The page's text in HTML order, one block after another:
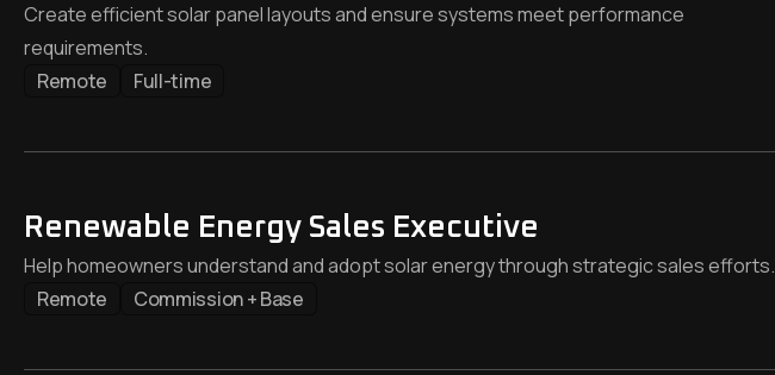
Create efficient solar panel layouts and ensure systems meet performance
requirements.
Remote
Full-time
Renewable Energy Sales Executive
Help homeowners understand and adopt solar energy through strategic sales efforts.
Remote
Commission + Base